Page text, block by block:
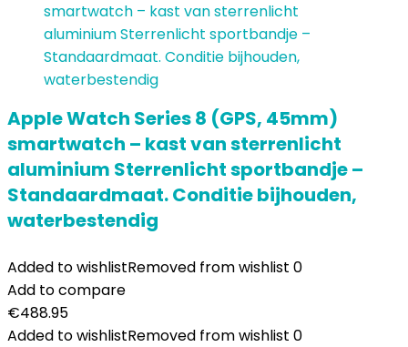
Apple Watch Series 8 (GPS, 45mm)
smartwatch – kast van sterrenlicht
aluminium Sterrenlicht sportbandje –
Standaardmaat. Conditie bijhouden,
waterbestendig
Added to wishlistRemoved from wishlist 0
Add to compare
€488.95
Added to wishlistRemoved from wishlist 0